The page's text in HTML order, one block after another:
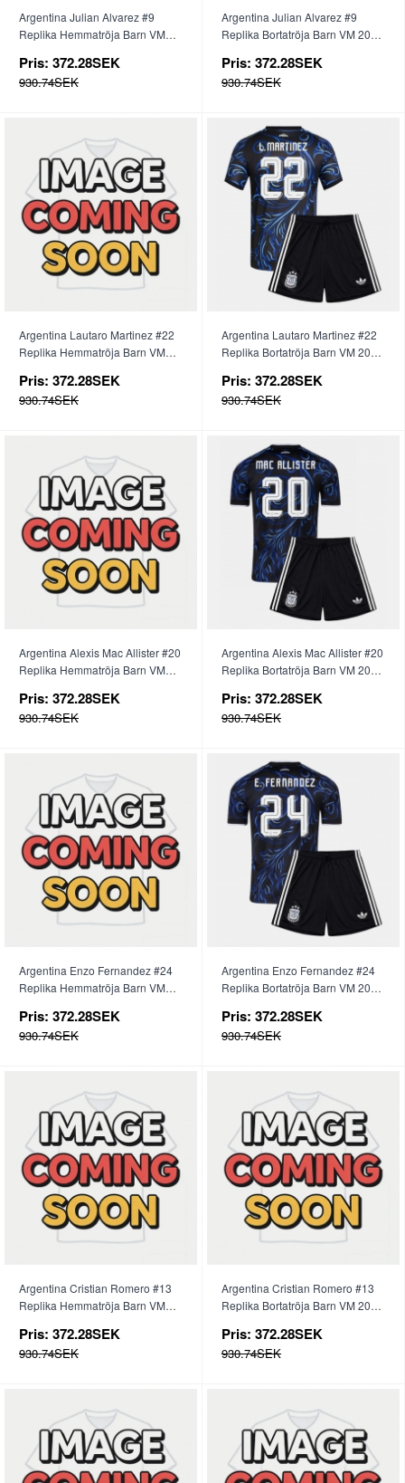
Argentina Julian Alvarez #9
Replika Hemmatröja Barn VM
Pris: 372.28SEK
930.74SEK
Argentina Julian Alvarez #9
Replika Bortatröja Barn VM 2026
Pris: 372.28SEK
930.74SEK
Argentina Lautaro Martinez #22
Replika Hemmatröja Barn VM
Pris: 372.28SEK
930.74SEK
Argentina Lautaro Martinez #22
Replika Bortatröja Barn VM 2026
Pris: 372.28SEK
930.74SEK
Argentina Alexis Mac Allister #20
Replika Hemmatröja Barn VM
Pris: 372.28SEK
930.74SEK
Argentina Alexis Mac Allister #20
Replika Bortatröja Barn VM 2026
Pris: 372.28SEK
930.74SEK
Argentina Enzo Fernandez #24
Replika Hemmatröja Barn VM
Pris: 372.28SEK
930.74SEK
Argentina Enzo Fernandez #24
Replika Bortatröja Barn VM 2026
Pris: 372.28SEK
930.74SEK
Argentina Cristian Romero #13
Replika Hemmatröja Barn VM
Pris: 372.28SEK
930.74SEK
Argentina Cristian Romero #13
Replika Bortatröja Barn VM 2026
Pris: 372.28SEK
930.74SEK